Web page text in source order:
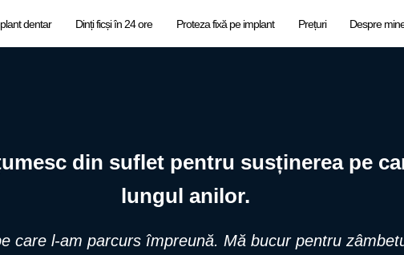
dentar Dinți ficși în 24 ore Proteza fixă pe implant Prețuri Despre
din suflet pentru susținerea pe
lungul anilor.
care l-am parcurs împreună. Mă bucur pentru